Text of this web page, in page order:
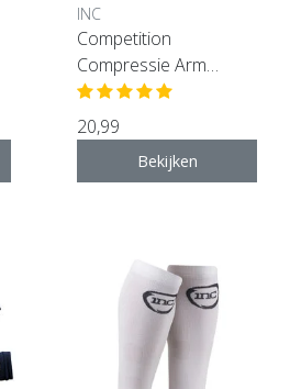
INC
Competition
Compressie Arm
Sleeves - Zwart
20,99
Bekijken